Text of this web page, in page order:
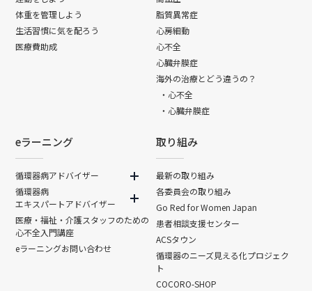
体重を管理しよう
生活習慣に気を配ろう
医療費助成
脂質異常症
心房細動
心不全
心臓弁膜症
海外の治療とどう違うの？
・心不全
・心臓弁膜症
eラーニング
循環器病アドバイザー
循環器病
エキスパートアドバイザー
医療・福祉・介護スタッフのための
心不全入門講座
eラーニングお問い合わせ
取り組み
最新の取り組み
各委員会の取り組み
Go Red for Women Japan
患者相談支援センター
ACSタウン
循環器のニーズ見える化プロジェク
ト
COCORO-SHOP